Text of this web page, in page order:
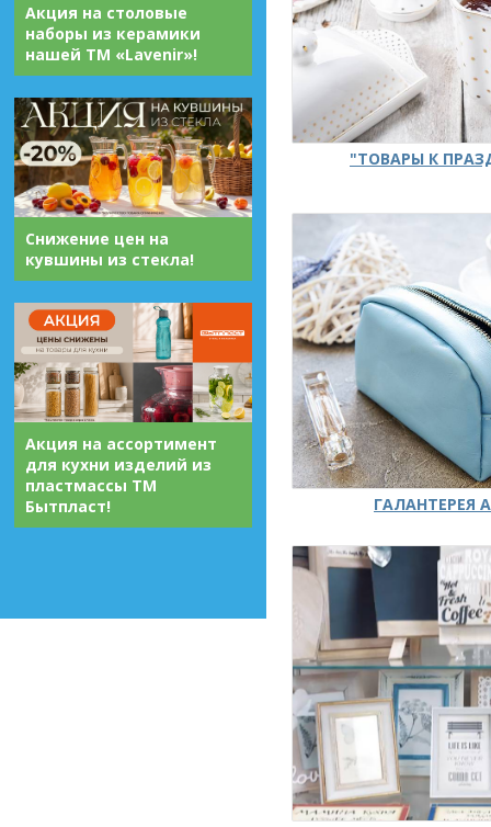
Акция на столовые
наборы из керамики
нашей ТМ «Lavenir»!
Снижение цен на
кувшины из стекла!
Акция на ассортимент
для кухни изделий из
пластмассы ТМ
Бытпласт!
"ТОВАРЫ К
ГАЛАНТЕРЕЯ